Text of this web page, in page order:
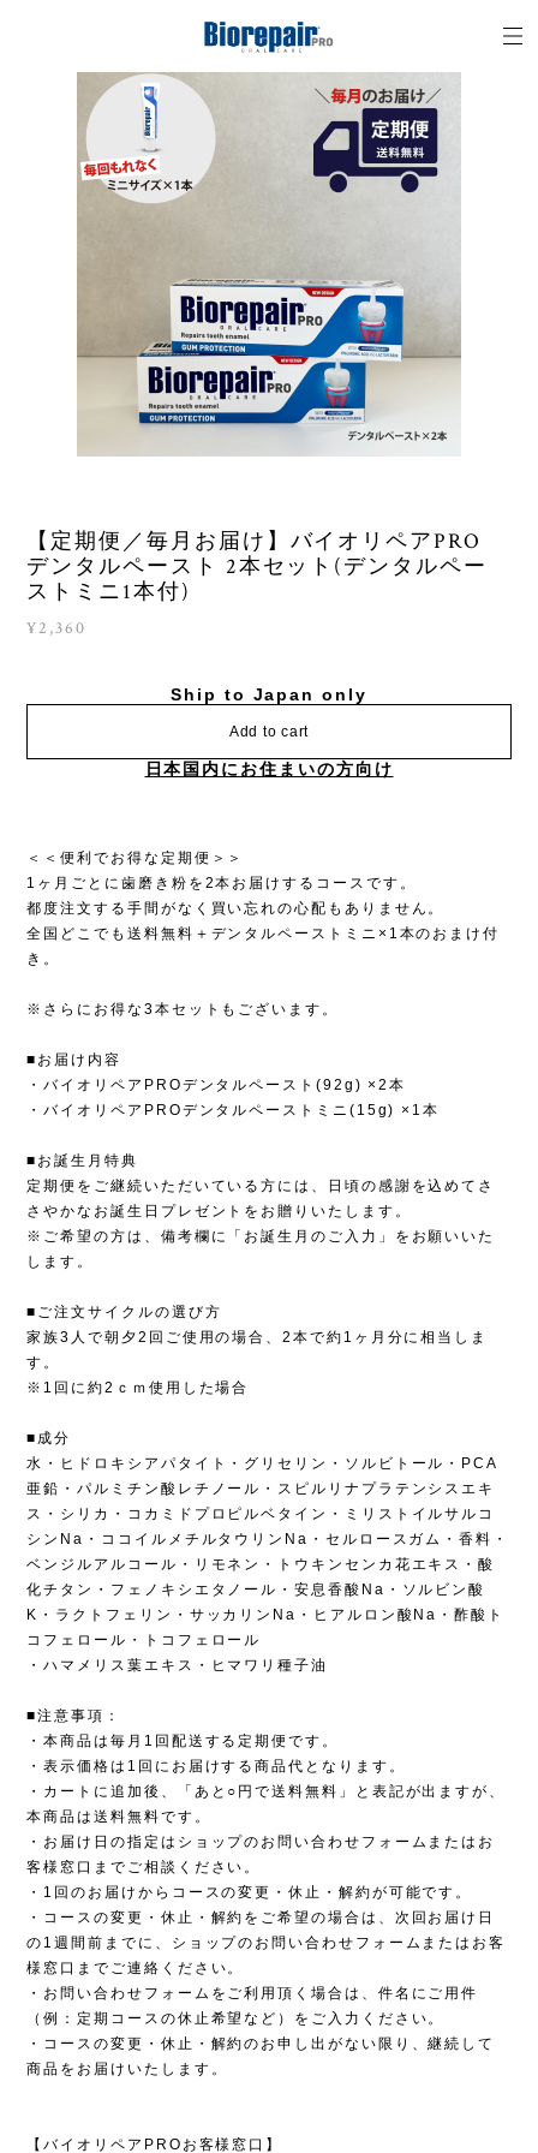
【定期便／毎月お届け】バイオリペアPRO
デンタルペースト 2本セット(デンタルペー
ストミニ1本付)
¥2,360
Ship to Japan only
Add to cart
日本国内にお住まいの方向け
＜＜便利でお得な定期便＞＞
1ヶ月ごとに歯磨き粉を2本お届けするコースです。
都度注文する手間がなく買い忘れの心配もありません。
全国どこでも送料無料＋デンタルペーストミニ×1本のおまけ付
き。
※さらにお得な3本セットもございます。
■お届け内容
・バイオリペアPROデンタルペースト(92g) ×2本
・バイオリペアPROデンタルペーストミニ(15g) ×1本
■お誕生月特典
定期便をご継続いただいている方には、日頃の感謝を込めてさ
さやかなお誕生日プレゼントをお贈りいたします。
※ご希望の方は、備考欄に「お誕生月のご入力」をお願いいた
します。
■ご注文サイクルの選び方
家族3人で朝夕2回ご使用の場合、2本で約1ヶ月分に相当しま
す。
※1回に約2ｃｍ使用した場合
■成分
水・ヒドロキシアパタイト・グリセリン・ソルビトール・PCA
亜鉛・パルミチン酸レチノール・スピルリナプラテンシスエキ
ス・シリカ・コカミドプロピルベタイン・ミリストイルサルコ
シンNa・ココイルメチルタウリンNa・セルロースガム・香料・
ベンジルアルコール・リモネン・トウキンセンカ花エキス・酸
化チタン・フェノキシエタノール・安息香酸Na・ソルビン酸
K・ラクトフェリン・サッカリンNa・ヒアルロン酸Na・酢酸ト
コフェロール・トコフェロール
・ハマメリス葉エキス・ヒマワリ種子油
■注意事項：
・本商品は毎月1回配送する定期便です。
・表示価格は1回にお届けする商品代となります。
・カートに追加後、「あと○円で送料無料」と表記が出ますが、
本商品は送料無料です。
・お届け日の指定はショップのお問い合わせフォームまたはお
客様窓口までご相談ください。
・1回のお届けからコースの変更・休止・解約が可能です。
・コースの変更・休止・解約をご希望の場合は、次回お届け日
の1週間前までに、ショップのお問い合わせフォームまたはお客
様窓口までご連絡ください。
・お問い合わせフォームをご利用頂く場合は、件名にご用件
（例：定期コースの休止希望など）をご入力ください。
・コースの変更・休止・解約のお申し出がない限り、継続して
商品をお届けいたします。
【バイオリペアPROお客様窓口】